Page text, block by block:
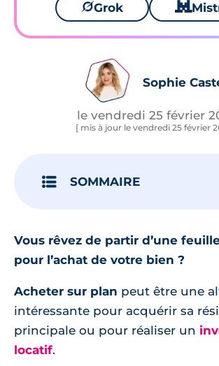
🪐Grok 🐱
Sophie
le vendredi 25 février
[ mis à jour le vendredi 25 février
SOMMAIRE
Vous rêvez de partir d’une
pour l’achat de votre bien ?
Acheter sur plan peut être une
intéressante pour acquérir sa
principale ou pour réaliser un
locatif.